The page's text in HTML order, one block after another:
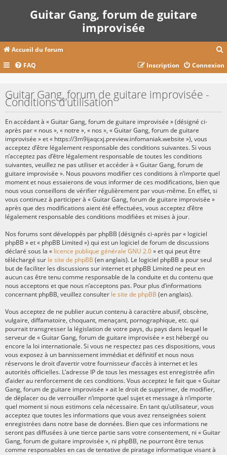
Guitar Gang, forum de guitare
improvisée
Accueil du forum
c
FAQ Connexion
Inscription
Guitar Gang, forum de guitare improvisée -
Conditions d’utilisation
En accédant à « Guitar Gang, forum de guitare improvisée » (désigné ci-
après par « nous », « notre », « nos », « Guitar Gang, forum de guitare
improvisée » et « https://3m9ijaqcxj.preview.infomaniak.website »), vous
acceptez d’être légalement responsable des conditions suivantes. Si vous
n’acceptez pas d’être légalement responsable de toutes les conditions
suivantes, veuillez ne pas utiliser et accéder à « Guitar Gang, forum de
guitare improvisée ». Nous pouvons modifier ces conditions à n’importe quel
moment et nous essaierons de vous informer de ces modifications, bien que
nous vous conseillons de vérifier régulièrement par vous-même. En effet, si
vous continuez à participer à « Guitar Gang, forum de guitare improvisée »
après que des modifications aient été effectuées, vous acceptez d’être
légalement responsable des conditions modifiées et mises à jour.
Nos forums sont développés par phpBB (désignés ci-après par « logiciel
phpBB » et « phpBB Limited ») qui est un logiciel de forum de discussions
déclaré sous la « licence publique générale GNU 2.0» et qui peut être
téléchargé sur le site de phpBB (en anglais). Le logiciel phpBB a pour seul
but de faciliter les discussions sur internet et phpBB Limited ne peut en
aucun cas être tenu comme responsable de la conduite et du contenu que
nous acceptons et que nous n’acceptons pas. Pour plus d’informations
concernant phpBB, veuillez consulter le site de phpBB (en anglais).
Vous acceptez de ne publier aucun contenu à caractère abusif, obscène,
vulgaire, diffamatoire, choquant, menaçant, pornographique, etc. qui
pourrait transgresser la législation de votre pays, du pays dans lequel le
serveur de « Guitar Gang, forum de guitare improvisée » est hébergé ou
encore la loi internationale. Si vous ne respectez pas ces dispositions, vous
vous exposez à un bannissement immédiat et définitif et nous nous
réservons le droit d’avertir votre fournisseur d’accès à internet et les
autorités officielles. L’adresse IP de tous les messages est enregistrée afin
d’aider au renforcement de ces conditions. Vous acceptez le fait que « Guitar
Gang, forum de guitare improvisée » ait le droit de supprimer, de modifier,
de déplacer ou de verrouiller n’importe quel sujet et message à n’importe
quel moment si nous estimons cela nécessaire. En tant qu’utilisateur, vous
acceptez que toutes les informations que vous avez renseignées soient
enregistrées dans notre base de données. Bien que ces informations ne
seront pas diffusées à une tierce partie sans votre consentement, ni « Guitar
Gang, forum de guitare improvisée », ni phpBB, ne pourront être tenus
comme responsables en cas de tentative de piratage informatique visant à